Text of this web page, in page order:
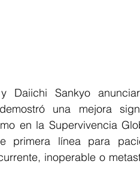
Daiichi Sankyo
una mejora
en la Supervivencia
primera línea para
inoperable o